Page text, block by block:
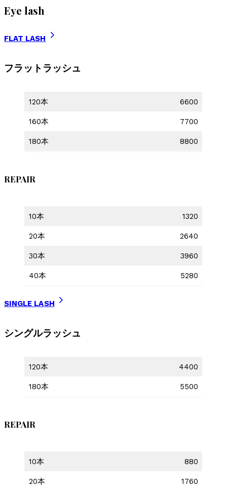
Eye lash
FLAT LASH
フラットラッシュ
120本 6600
160本 7700
180本 8800
REPAIR
10本 1320
20本 2640
30本 3960
40本 5280
SINGLE LASH
シングルラッシュ
120本 4400
180本 5500
REPAIR
10本 880
20本 1760